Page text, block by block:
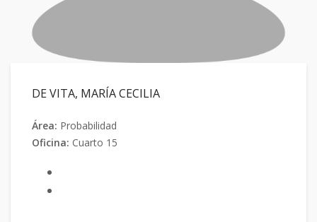
DE VITA, MARÍA CECILIA
Área: Probabilidad
Oficina: Cuarto 15